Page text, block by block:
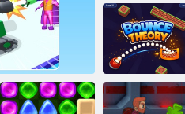
Renegatte